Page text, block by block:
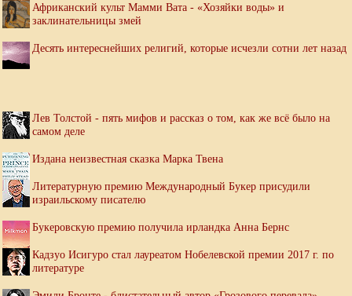
Африканский культ Мамми Вата - «Хозяйки воды» и
заклинательницы змей
Десять интереснейших религий, которые исчезли сотни лет назад
Лев Толстой - пять мифов и рассказ о том, как же всё было на
самом деле
Издана неизвестная сказка Марка Твена
Литературную премию Международный Букер присудили
израильскому писателю
Букеровскую премию получила ирландка Анна Бернс
Кадзуо Исигуро стал лауреатом Нобелевской премии 2017 г. по
литературе